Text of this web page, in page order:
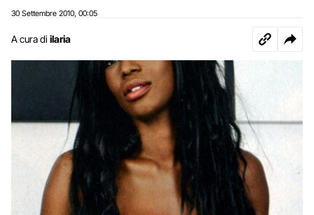
30 Settembre 2010 00:05
A cura di ilaria